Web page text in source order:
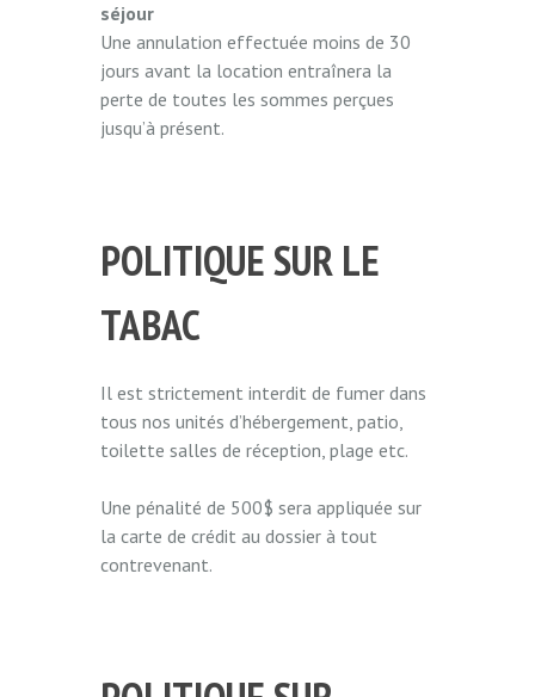
séjour
Une annulation effectuée moins de 30
jours avant la location entraînera la
perte de toutes les sommes perçues
jusqu’à présent.
POLITIQUE SUR LE
TABAC
Il est strictement interdit de fumer dans
tous nos unités d’hébergement, patio,
toilette salles de réception, plage etc.
Une pénalité de 500$ sera appliquée sur
la carte de crédit au dossier à tout
contrevenant.